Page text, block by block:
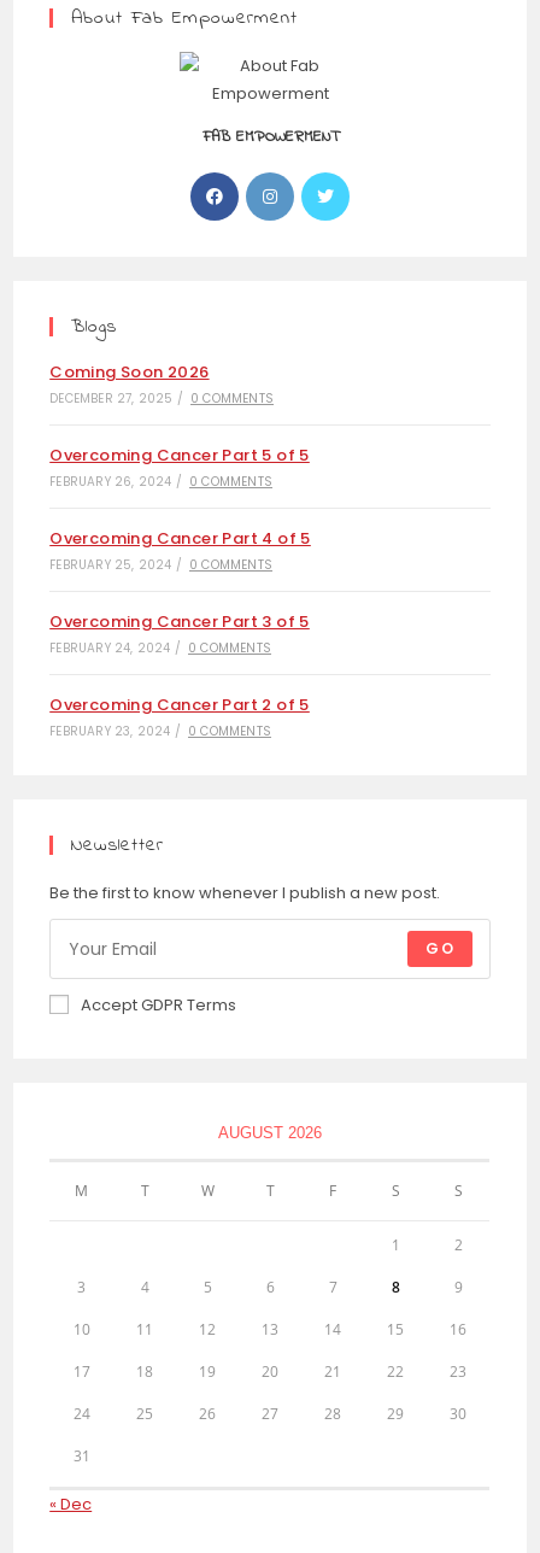
About Fab Empowerment
FAB EMPOWERMENT
Blogs
Coming Soon 2026
DECEMBER 27, 2025 / 0 COMMENTS
Overcoming Cancer Part 5 of 5
FEBRUARY 26, 2024 / 0 COMMENTS
Overcoming Cancer Part 4 of 5
FEBRUARY 25, 2024 / 0 COMMENTS
Overcoming Cancer Part 3 of 5
FEBRUARY 24, 2024 / 0 COMMENTS
Overcoming Cancer Part 2 of 5
FEBRUARY 23, 2024 / 0 COMMENTS
Newsletter
Be the first to know whenever I publish a new post.
GO
Accept GDPR Terms
AUGUST 2026
M T W T F S S
1 2
3 4 5 6 7 8 9
10 11 12 13 14 15 16
17 18 19 20 21 22 23
24 25 26 27 28 29 30
31
« Dec